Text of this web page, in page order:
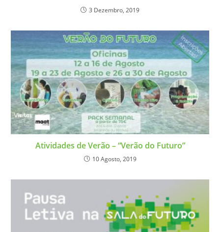
3 Dezembro, 2019
Atividades de Verão – “Verão do Futuro”
10 Agosto, 2019